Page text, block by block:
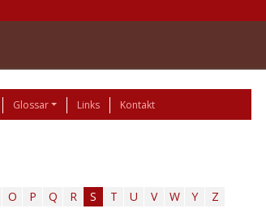
Glossar Links Kontakt
O P Q R S T U V W Y Z